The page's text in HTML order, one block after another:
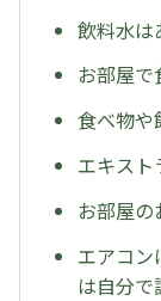
飲料水は
お部屋で
食べ物や
エキスト
お部屋の
エアコ
は自分で